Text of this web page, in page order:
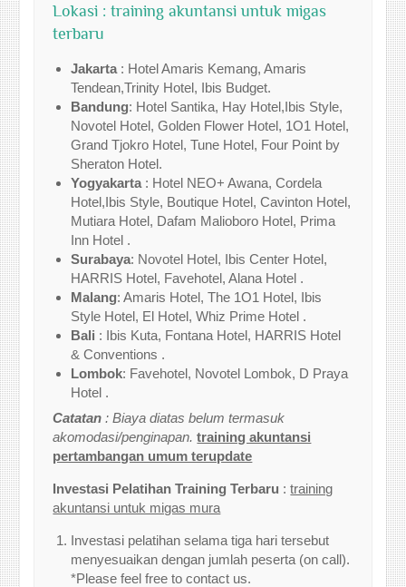
Lokasi : training akuntansi untuk migas
terbaru
Jakarta : Hotel Amaris Kemang, Amaris
Tendean,Trinity Hotel, Ibis Budget.
Bandung: Hotel Santika, Hay Hotel,Ibis Style,
Novotel Hotel, Golden Flower Hotel, 1O1 Hotel,
Grand Tjokro Hotel, Tune Hotel, Four Point by
Sheraton Hotel.
Yogyakarta : Hotel NEO+ Awana, Cordela
Hotel,Ibis Style, Boutique Hotel, Cavinton Hotel,
Mutiara Hotel, Dafam Malioboro Hotel, Prima
Inn Hotel .
Surabaya: Novotel Hotel, Ibis Center Hotel,
HARRIS Hotel, Favehotel, Alana Hotel .
Malang: Amaris Hotel, The 1O1 Hotel, Ibis
Style Hotel, El Hotel, Whiz Prime Hotel .
Bali : Ibis Kuta, Fontana Hotel, HARRIS Hotel
& Conventions .
Lombok: Favehotel, Novotel Lombok, D Praya
Hotel .
Catatan: Biaya diatas belum termasuk
akomodasi/penginapan.training akuntansi
pertambangan umum terupdate
Investasi Pelatihan Training Terbaru :training
akuntansi untuk migas mura
Investasi pelatihan selama tiga hari tersebut
menyesuaikan dengan jumlah peserta (on call).
*Please feel free to contact us.